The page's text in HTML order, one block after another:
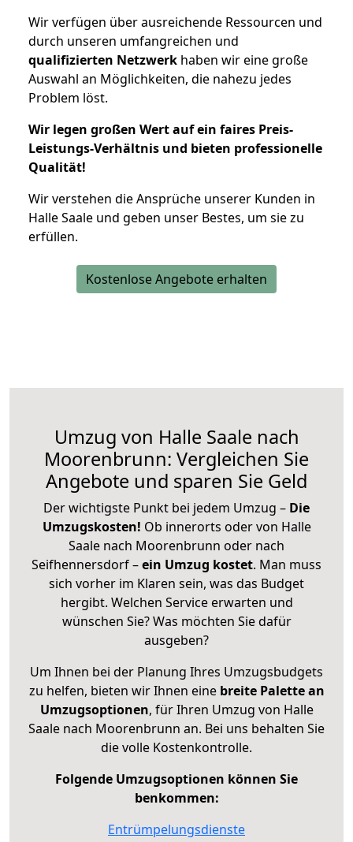
Wir verfügen über ausreichende Ressourcen und
durch unseren umfangreichen und
qualifizierten Netzwerk haben wir eine große
Auswahl an Möglichkeiten, die nahezu jedes
Problem löst.
Wir legen großen Wert auf ein faires Preis-
Leistungs-Verhältnis und bieten professionelle
Qualität!
Wir verstehen die Ansprüche unserer Kunden in
Halle Saale und geben unser Bestes, um sie zu
erfüllen.
Kostenlose Angebote erhalten
Umzug von Halle Saale nach
Moorenbrunn: Vergleichen Sie
Angebote und sparen Sie Geld
Der wichtigste Punkt bei jedem Umzug – Die
Umzugskosten! Ob innerorts oder von Halle
Saale nach Moorenbrunn oder nach
Seifhennersdorf –ein Umzug kostet. Man muss
sich vorher im Klaren sein, was das Budget
hergibt. Welchen Service erwarten und
wünschen Sie? Was möchten Sie dafür
ausgeben?
Um Ihnen bei der Planung Ihres Umzugsbudgets
zu helfen, bieten wir Ihnen eine breite Palette an
Umzugsoptionen, für Ihren Umzug von Halle
Saale nach Moorenbrunn an. Bei uns behalten Sie
die volle Kostenkontrolle.
Folgende Umzugsoptionen können Sie
benkommen:
Entrümpelungsdienste